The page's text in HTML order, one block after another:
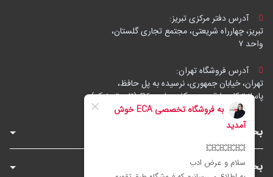
آدرس دفتر مرکزی تبریز:
تبریز، چهارراه شریعتی، مجتمع تجاری گلستان،
واحد ۷
آدرس فروشگاه تهران:
تهران، خیابان جمهوری، نرسیده به پل حافظ،
پاساژ توکل، طبقه زیرهمکف، واحد B6 (تاپ ترونیک)
بخش‌های فروشگاه
بخش‌های سایت